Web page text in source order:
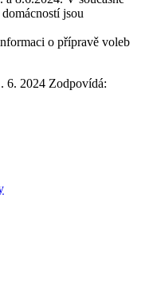
jsou
o přípravě voleb
6. 2024 Zodpovídá: